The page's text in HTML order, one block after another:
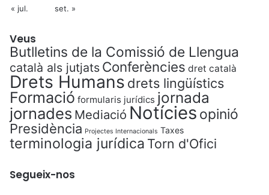
« jul.
set. »
Veus
Butlletins de la Comissió de Llengua
català als jutjats Conferències dret català
Drets Humans drets lingüístics
Formació formularis jurídics jornada
jornades Mediació Notícies opinió
Presidència Projectes Internacionals Taxes
terminologia jurídica Torn d'Ofici
Segueix-nos